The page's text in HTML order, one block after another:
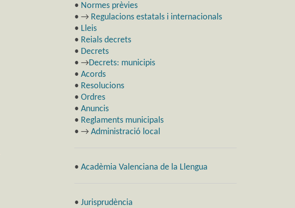
• Normes prèvies
• → Regulacions estatals i internacionals
• Lleis
• Reials decrets
• Decrets
• →Decrets: municipis
• Acords
• Resolucions
• Ordres
• Anuncis
• Reglaments municipals
• → Administració local
• Acadèmia Valenciana de la Llengua
• Jurisprudència